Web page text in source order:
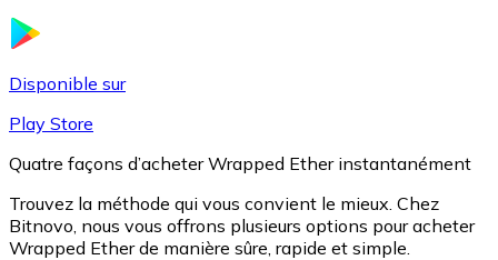
Disponible sur
Play Store
Quatre façons d’acheter Wrapped Ether instantanément
Trouvez la méthode qui vous convient le mieux. Chez
Bitnovo, nous vous offrons plusieurs options pour acheter
Wrapped Ether de manière sûre, rapide et simple.